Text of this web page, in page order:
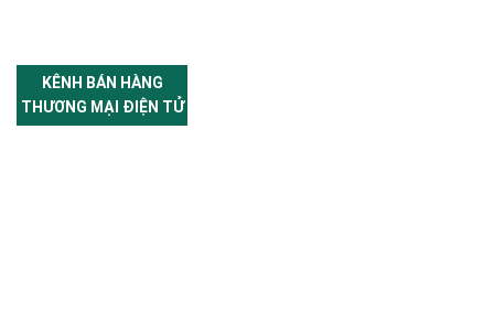
KÊNH BÁN HÀNG
THƯƠNG MẠI ĐIỆN TỬ